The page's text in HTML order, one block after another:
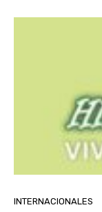
INTERNACIONALES